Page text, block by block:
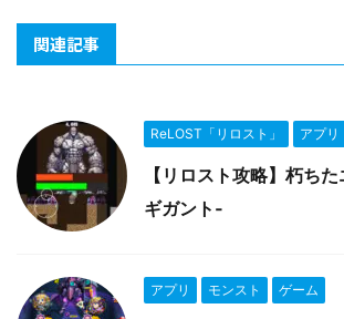
関連記事
ReLOST「リロスト」 アプリ
【リロスト攻略】朽ち
ギガント‐
アプリ モンスト ゲーム